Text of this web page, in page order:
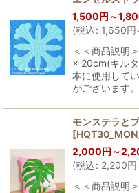
1,500円 ～
(税込: 1,650円
＜＜商品説明
× 20cm(キル
本に使用して
がございます
モンステラと
[
2,000円 ～
(税込: 2,200円
＜＜商品説明